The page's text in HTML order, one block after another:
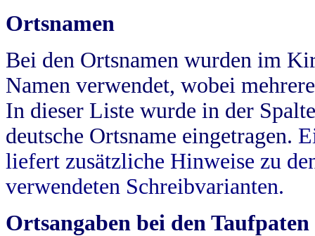
Ortsnamen
Bei den Ortsnamen wurden im
Namen verwendet, wobei
In dieser Liste wurde in der
deutsche Ortsname eingetragen.
liefert zusätzliche Hinweise zu
verwendeten Schreibvarianten.
Ortsangaben bei den Taufpaten